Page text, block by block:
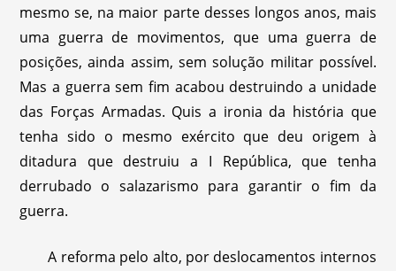
mesmo se, na maior parte desses longos anos, mais
uma guerra de movimentos, que uma guerra de
posições, ainda assim, sem solução militar possível.
Mas a guerra sem fim acabou destruindo a unidade
das Forças Armadas. Quis a ironia da história que
tenha sido o mesmo exército que deu origem à
ditadura que destruiu a I República, que tenha
derrubado o salazarismo para garantir o fim da
guerra.
A reforma pelo alto, por deslocamentos internos